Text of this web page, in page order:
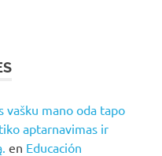
vašku mano oda tapo
aptarnavimas ir
en Educación